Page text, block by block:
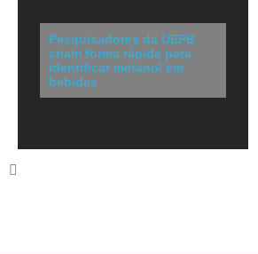
Pesquisadores da UEPB
criam forma rápida para
identificar metanol em
bebidas